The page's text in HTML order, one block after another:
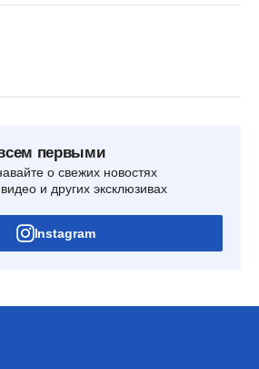
первыми
о свежих новостях
и других эксклюзивах
Instagram